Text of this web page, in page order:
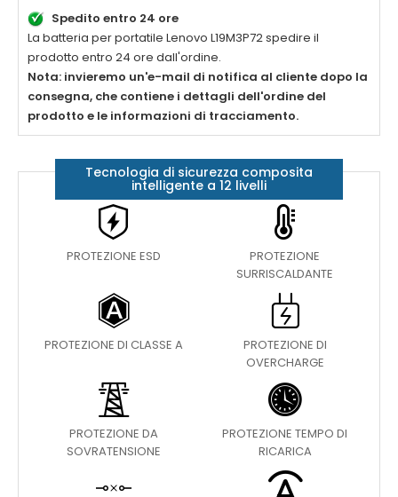
Spedito entro 24 ore
La batteria per portatile Lenovo L19M3P72spedire il
prodotto entro 24 ore dall'ordine.
Nota: invieremo un'e-mail di notifica al cliente dopo la
consegna, che contiene i dettagli dell'ordine del
prodotto e le informazioni di tracciamento.
Tecnologia di sicurezza composita
intelligente a 12 livelli
PROTEZIONE ESD
PROTEZIONE
SURRISCALDANTE
PROTEZIONE DI CLASSE A
PROTEZIONE DI
OVERCHARGE
PROTEZIONE DA
SOVRATENSIONE
PROTEZIONE TEMPO DI
RICARICA